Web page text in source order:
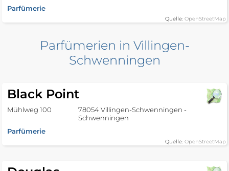
Parfümerie
Quelle: OpenStreetMap
Parfümerien in Villingen-
Schwenningen
Black Point
Mühlweg 100
78054 Villingen-Schwenningen -
Schwenningen
Parfümerie
Quelle: OpenStreetMap